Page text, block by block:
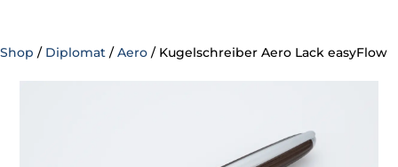
Shop / Diplomat / Aero / Kugelschreiber Aero Lack easyFlow